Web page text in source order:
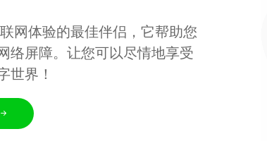
网体验的最佳伴侣，它帮助您
络屏障。让您可以尽情地享受
世界！